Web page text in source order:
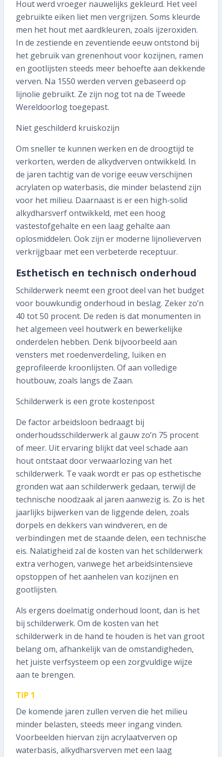
Hout werd vroeger nauwelijks gekleurd. Het veel
gebruikte eiken liet men vergrijzen. Soms kleurde
men het hout met aardkleuren, zoals ijzeroxiden.
In de zestiende en zeventiende eeuw ontstond bij
het gebruik van grenenhout voor kozijnen, ramen
en gootlijsten steeds meer behoefte aan dekkende
verven. Na 1550 werden verven gebaseerd op
lijnolie gebruikt. Ze zijn nog tot na de Tweede
Wereldoorlog toegepast.
Niet geschilderd kruiskozijn
Om sneller te kunnen werken en de droogtijd te
verkorten, werden de alkydverven ontwikkeld. In
de jaren tachtig van de vorige eeuw verschijnen
acrylaten op waterbasis, die minder belastend zijn
voor het milieu. Daarnaast is er een high-solid
alkydharsverf ontwikkeld, met een hoog
vastestofgehalte en een laag gehalte aan
oplosmiddelen. Ook zijn er moderne lijnolieverven
verkrijgbaar met een verbeterde receptuur.
Esthetisch en technisch onderhoud
Schilderwerk neemt een groot deel van het budget
voor bouwkundig onderhoud in beslag. Zeker zo’n
40 tot 50 procent. De reden is dat monumenten in
het algemeen veel houtwerk en bewerkelijke
onderdelen hebben. Denk bijvoorbeeld aan
vensters met roedenverdeling, luiken en
geprofileerde kroonlijsten. Of aan volledige
houtbouw, zoals langs de Zaan.
Schilderwerk is een grote kostenpost
De factor arbeidsloon bedraagt bij
onderhoudsschilderwerk al gauw zo’n 75 procent
of meer. Uit ervaring blijkt dat veel schade aan
hout ontstaat door verwaarlozing van het
schilderwerk. Te vaak wordt er pas op esthetische
gronden wat aan schilderwerk gedaan, terwijl de
technische noodzaak al jaren aanwezig is. Zo is het
jaarlijks bijwerken van de liggende delen, zoals
dorpels en dekkers van windveren, en de
verbindingen met de staande delen, een technische
eis. Nalatigheid zal de kosten van het schilderwerk
extra verhogen, vanwege het arbeidsintensieve
opstoppen of het aanhelen van kozijnen en
gootlijsten.
Als ergens doelmatig onderhoud loont, dan is het
bij schilderwerk. Om de kosten van het
schilderwerk in de hand te houden is het van groot
belang om, afhankelijk van de omstandigheden,
het juiste verfsysteem op een zorgvuldige wijze
aan te brengen.
TIP 1
De komende jaren zullen verven die het milieu
minder belasten, steeds meer ingang vinden.
Voorbeelden hiervan zijn acrylaatverven op
waterbasis, alkydharsverven met een laag
SNEL REGELEN
Volgende inspectie plannen
Aan- of verkoopinspectie plannen
Mijn gegevens wijzigen
Mijn inspectierapport opvragen
Veelgestelde vragen
TIP voor ons!
Aanmelden nieuwsbrief
Abonnee worden